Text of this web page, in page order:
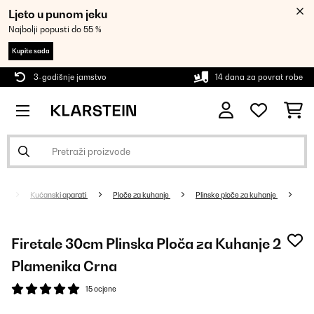
Ljeto u punom jeku
Najbolji popusti do 55 %
Kupite sada
3-godišnje jamstvo 14 dana za povrat robe
Kućanski aparati Ploče za kuhanje Plinske ploče za kuhanje
Firetale 30cm Plinska Ploča za Kuhanje 2
Plamenika Crna
15 ocjene